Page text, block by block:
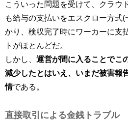
こういった問題を受けて、クラウ
も給与の支払いをエスクロー方式
かり、検収完了時にワーカーに支
トがほとんどだ。
しかし、 運営が間に入ることでこ
減少したとはいえ、いまだ被害報
情である。
直接取引による金銭トラブル